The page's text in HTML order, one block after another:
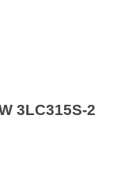
3LC315S-2